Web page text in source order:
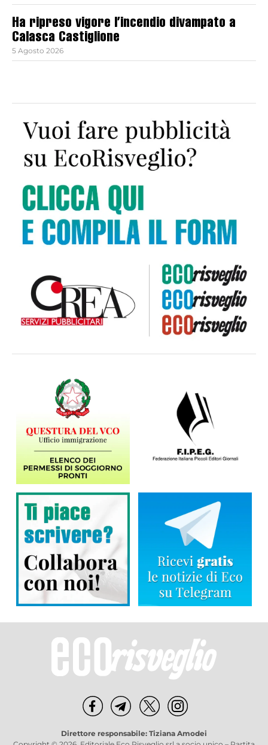
Ha ripreso vigore l’incendio divampato a
Calasca Castiglione
5 Agosto 2026
Direttore responsabile: Tiziana Amodei